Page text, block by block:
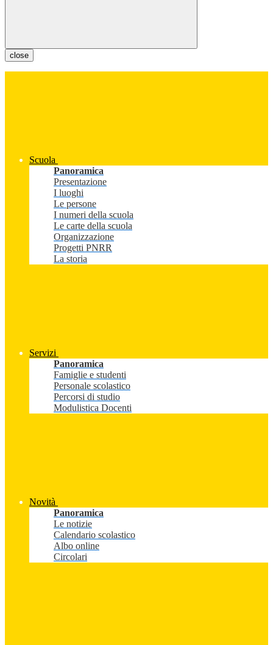
close
Scuola
Panoramica
Presentazione
I luoghi
Le persone
I numeri della scuola
Le carte della scuola
Organizzazione
Progetti PNRR
La storia
Servizi
Panoramica
Famiglie e studenti
Personale scolastico
Percorsi di studio
Modulistica Docenti
Novità
Panoramica
Le notizie
Calendario scolastico
Albo online
Circolari